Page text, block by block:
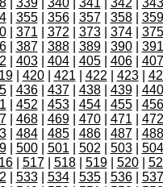
| 339| 340| 341 342 343
| 355| 356| 357| 358| 359
| 371 372 373| 374| 375
| 387| 388| 389| 390| 391
403| 404| 405| 406| 407
| 420| 421 422 423|
| 436| 437| 438| 439| 440
452 453| 454| 455| 456
| 468| 469| 470| 471 472
| 484| 485| 486| 487| 488
| 500| 501 502 503| 504
| 517| 518| 519| 520|
533| 534| 535| 536| 537